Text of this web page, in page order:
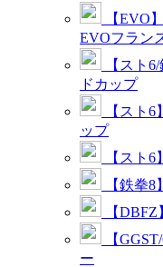
【EVO
EVOフラン
【スト
ドカップ
【スト6
ップ
【スト
【鉄拳8
【
【
ー